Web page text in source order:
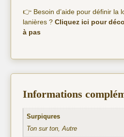
👉 Besoin d’aide pour définir la
lanières ?Cliquez ici pour
à pas
Informations
Surpiqures
Ton sur ton, Autre